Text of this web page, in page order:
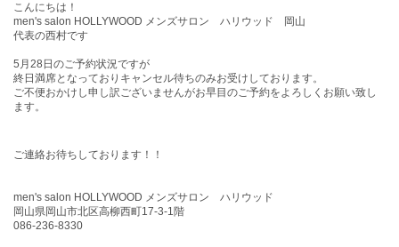
こんにちは！
men's salon HOLLYWOOD メンズサロン ハリウッド 岡山
代表の西村です
5月28 日 のご予約状況ですが
終日満席となっておりキャンセル待ちのみお受けしております。
ご不便おかけし申し訳ございませんがお早目のご予約をよろしくお願い致し
ます。
ご連絡お待ちしております！！
men's salon HOLLYWOOD メンズサロン ハリウッド
岡山県岡山市北区高柳西町17-3-1階
086-236-8330